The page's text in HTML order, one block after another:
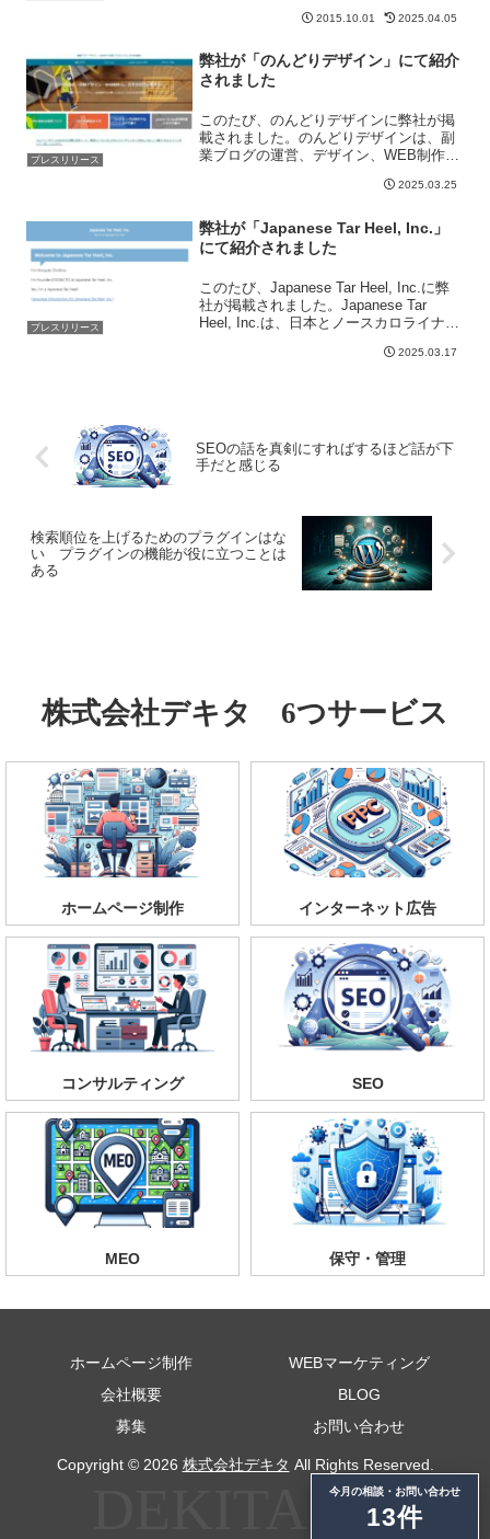
が、いろいろ考えるところがあり、今日
2015.10.01 2025.04.05
プレスリリース
弊社が「のんどりデザイン」にて紹介
されました
このたび、のんどりデザインに弊社が掲
載されました。のんどりデザインは、副
業ブログの運営、デザイン、WEB制作に
ブログの始め方や収益化の方法、
用法、ブログ記...
2025.03.25
プレスリリース
弊社が「Japanese Tar Heel, Inc.」
にて紹介されました
このたび、Japanese Tar Heel, Inc.に弊
社が掲載されました。​Japanese Tar
Heel, Inc.は、日本とノースカロライナ州
ートナーシップ、コミュニティの連携を
2025.03.17
SEOの話を真剣にすればするほど話が下
手だと感じる
検索順位を上げるためのプラグインはな
い プラグインの機能が役に立つことは
ある
株式会社デキタ 6つサービス
ホームページ制作 インターネット広告
コンサルティング SEO
MEO 保守・管理
ホームページ制作
WEBマーケティング
会社概要
BLOG
募集
お問い合わせ
Copyright © 2026 株式会社デキタ All Rights Reserved.
今月の相談・お問い合わせ
13件